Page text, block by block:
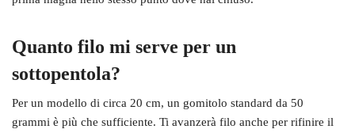
Quanto filo mi serve per un
sottopentola?
Per un modello di circa 20 cm, un gomitolo standard da 50
grammi è più che sufficiente. Ti avanzerà filo anche per rifinire il